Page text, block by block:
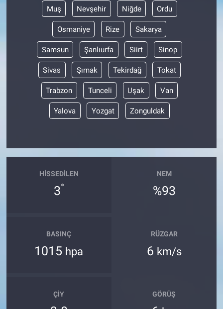
Muş Nevşehir Niğde Ordu
Osmaniye Rize Sakarya
Samsun Şanlıurfa Siirt Sinop
Sivas Şırnak Tekirdağ Tokat
Trabzon Tunceli Uşak Van
Yalova Yozgat Zonguldak
HISSEDILEN
3°
NEM
%93
BASINÇ
1015 hpa
RÜZGAR
6 km/s
ÇIY GÖRÜŞ